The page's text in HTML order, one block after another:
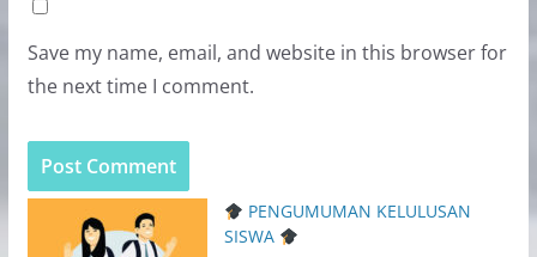
Save my name, email, and website in this browser for
the next time I comment.
PENGUMUMAN KELULUSAN
SISWA